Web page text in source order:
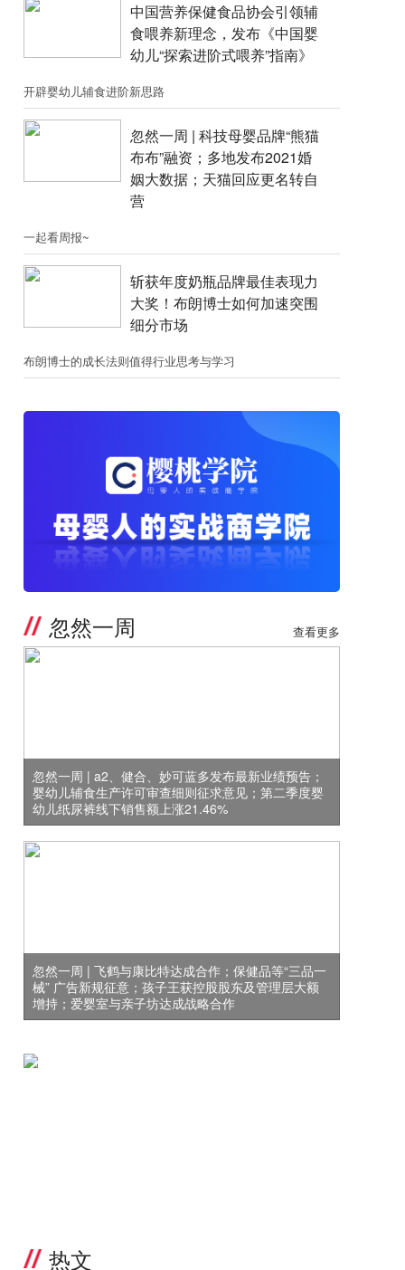
中国营养保健食品协会引领辅
食喂养新理念，发布《中国婴
幼儿“探索进阶式喂养”指南》
开辟婴幼儿辅食进阶新思路
忽然一周 |​​ 科技母婴品牌“熊猫
布布”融资；​多地发布2021婚
姻大数据；天猫回应更名转自
营
一起看周报~
斩获年度奶瓶品牌最佳表现力
大奖！布朗博士如何加速突围
细分市场
布朗博士的成长法则值得行业思考与学习
忽然一周 查看更多
忽然一周 | a2、健合、妙可蓝多发布最新业绩预告；
婴幼儿辅食生产许可审查细则征求意见；第二季度婴
幼儿纸尿裤线下销售额上涨21.46%
忽然一周 | 飞鹤与康比特达成合作；保健品等“三品一
械” 广告新规征意；孩子王获控股股东及管理层大额
增持；爱婴室与亲子坊达成战略合作
热文